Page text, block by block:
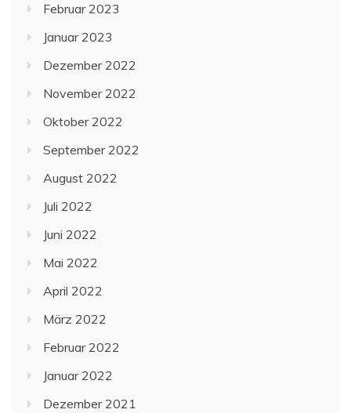
Februar 2023
Januar 2023
Dezember 2022
November 2022
Oktober 2022
September 2022
August 2022
Juli 2022
Juni 2022
Mai 2022
April 2022
März 2022
Februar 2022
Januar 2022
Dezember 2021